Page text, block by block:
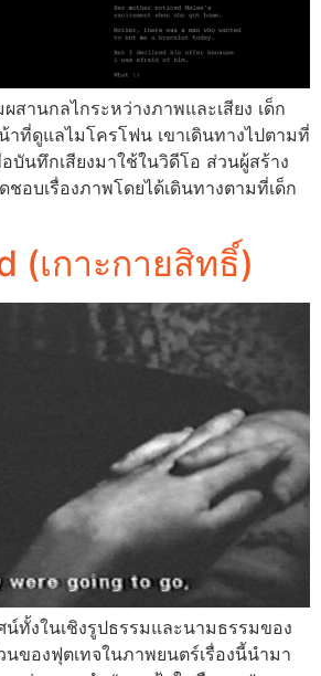
สานกลไกระหว่างภาพและเสียง เด็ก
าที่ดูแลไมโครโฟน เขาเดินทางไปตามที่
บันทึกเสียงมาใช้ในวิดีโอ ส่วนผู้สร้าง
อบเรื่องภาพโดยได้เดินทางตามที่เด็ก
(เกาะกายสิทธิ์)
ทั้งในเชิงรูปธรรมและนามธรรมของ
นของฟุตเทจในภาพยนตร์เรื่องนี้นำมา